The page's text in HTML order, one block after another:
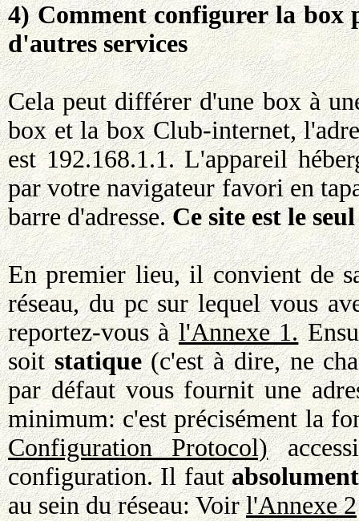
4) Comment configurer la box
d'autres services
Cela peut différer d'une box à
box et la box Club-internet,
est 192.168.1.1. L'appareil
par votre navigateur favori en
barre d'adresse.Ce site est le
En premier lieu, il convient de
réseau, du pc sur lequel vous
reportez-vous àl'Annexe 1.
soitstatique(c'est à dire, ne
par défaut vous fournit une
minimum: c'est précisément la
Configuration Protocol)
configuration. Il faut
au sein du réseau: Voirl'Annexe 2